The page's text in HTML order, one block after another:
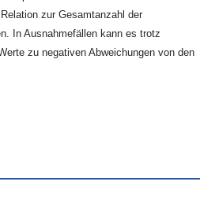
zur Gesamtanzahl der
In Ausnahmefällen kann es trotz
zu negativen Abweichungen von den